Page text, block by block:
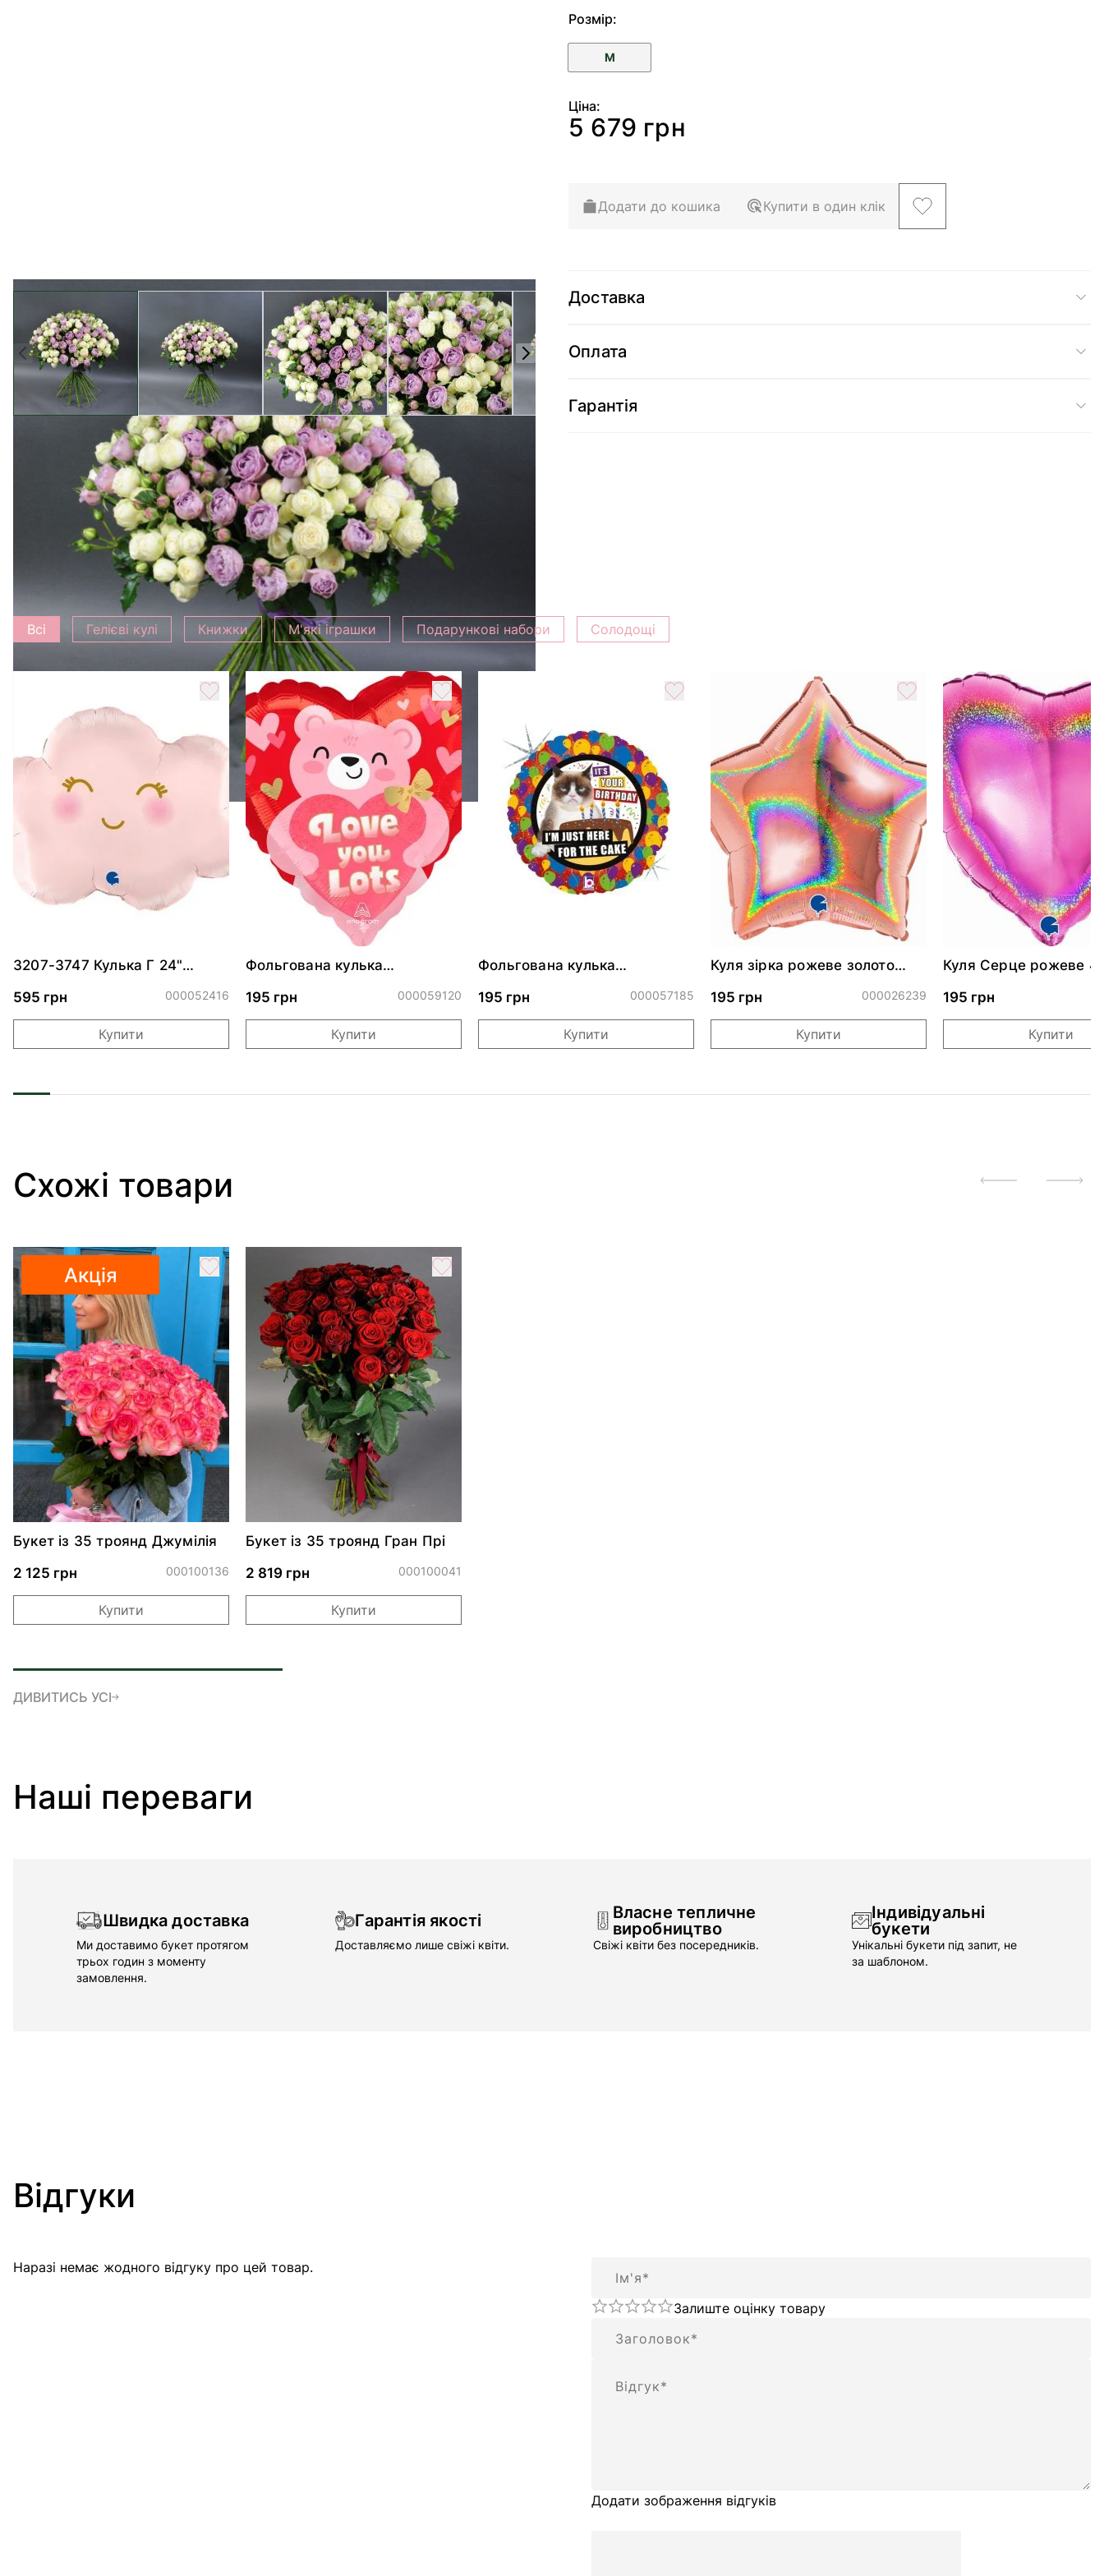
View larger image View larger image View larger image View larger image
Розмір:
M
Ціна:
5 679 грн
Додати до кошика Купити в один клік
Доставка
Оплата
Гарантія
Додати до букету
Всі Гелієві кулі Книжки М'які іграшки Подарункові набори Солодощі
3207-3747 Кулька Г 24"
595 грн
000052416
Купити
Фольгована кулька
обіймами"
195 грн 000059120
Купити
Фольгована кулька
ДР"
195 грн 000057185
Купити
Куля зірка рожеве золото
195 грн
000026239
Купити
Куля Серце рожеве
195 грн
Купити
Схожі товари
Акція
Букет із 35 троянд Джумілія
2 125 грн
000100136
Купити
Букет із 35 троянд Гран Прі
2 819 грн
000100041
Купити
ДИВИТИСЬ УСІ
Наші переваги
Швидка доставка
Ми доставимо букет протягом
трьох годин з моменту
замовлення.
Гарантія якості
Доставляємо лише свіжі квіти.
Власне тепличне
виробництво
Свіжі квіти без посередників.
Індивідуальні
букети
Унікальні букети під запит, не
за шаблоном.
Відгуки
Наразі немає жодного відгуку про цей товар.
Залиште оцінку товару
Додати зображення відгуків